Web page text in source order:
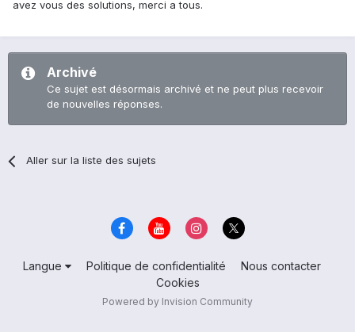
avez vous des solutions, merci a tous.
Archivé
Ce sujet est désormais archivé et ne peut plus recevoir
de nouvelles réponses.
Aller sur la liste des sujets
Langue Politique de confidentialité
Nous contacter
Cookies
Powered by Invision Community